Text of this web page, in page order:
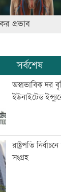
প্রভাব
সর্বশেষ
অস্বাভাবিক দর
ইউনাইটেড
রাষ্ট্রপতি
সংগ্রহ